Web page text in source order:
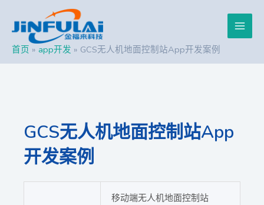
Main
首页 app开发 GCS无人机地面控制站App开发案例
GCS无人机地面控制站App
开发案例
移动端无人机地面控制站
navigation